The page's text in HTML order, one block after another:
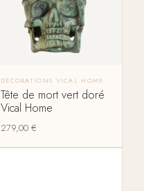
DÉCORATIONS VICAL HOME
Tête de mort vert doré
Vical Home
279,00 €